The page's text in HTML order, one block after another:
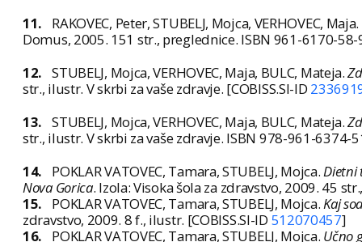
11.
RAKOVEC, Peter, STUBELJ, Mojca, VERHOVEC, Maja.
Domus, 2005. 151 str., preglednice. ISBN 961-6170-58-
12. STUBELJ, Mojca, VERHOVEC, Maja, BULC, Mateja.
str., ilustr. V skrbi za vaše zdravje. [COBISS.SI-ID
13. STUBELJ, Mojca, VERHOVEC, Maja, BULC, Mateja.
str., ilustr. V skrbi za vaše zdravje. ISBN 978-961-6374-
14.
POKLAR VATOVEC, Tamara, STUBELJ, Mojca.Dietni
Nova Gorica. Izola: Visoka šola za zdravstvo, 2009. 45
15.
POKLAR VATOVEC, Tamara, STUBELJ, Mojca.Kaj
zdravstvo, 2009. 8 f., ilustr. [COBISS.SI-ID 512070457]
16.
POKLAR VATOVEC, Tamara, STUBELJ, Mojca. Učno